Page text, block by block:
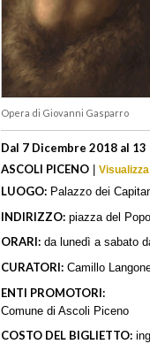
Opera di Giovanni Gasparro
Dal 7 Dicembre 2018 al
ASCOLI PICENO |
LUOGO: Palazzo dei
INDIRIZZO: piazza del
ORARI: da lunedì a sabato
CURATORI: Camillo
ENTI PROMOTORI:
Comune di Ascoli Piceno
COSTO DEL BIGLIETTO: